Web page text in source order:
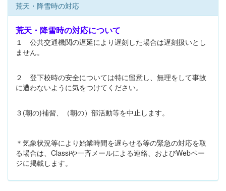
荒天・降雪時の対応
荒天・降雪時の対応について
１ 公共交通機関の遅延により遅刻した場合は遅刻扱いとし
ません。
２ 登下校時の安全については特に留意し、無理をして事故
に遭わないように気をつけてください。
３(朝の)補習、（朝の）部活動等を中止します。
＊気象状況等により始業時間を遅らせる等の緊急の対応を取
る場合は、Classiや一斉メールによる連絡、およびWebペー
ジに掲載します。